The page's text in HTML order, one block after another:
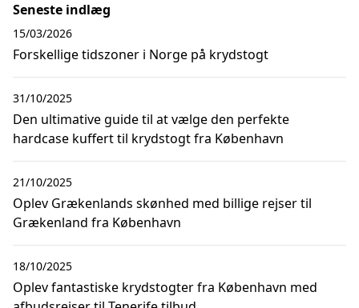
Seneste indlæg
Forskellige tidszoner i Norge på krydstogt
15/03/2026
Den ultimative guide til at vælge den perfekte
hardcase kuffert til krydstogt fra København
31/10/2025
Oplev Grækenlands skønhed med billige rejser til
Grækenland fra København
21/10/2025
Oplev fantastiske krydstogter fra København med
18/10/2025